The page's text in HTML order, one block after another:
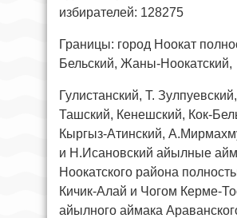
избирателей: 128275
Границы: город Ноокат
Бельский, Жаны-Ноокатский,
Гулистанский, Т.
Ташский, Кенешский, Кок-
Кыргыз-Атинский,
и Н.Исановский айылные
Ноокатского района
Кичик-Алай и Чогом Керме-
айылного аймака